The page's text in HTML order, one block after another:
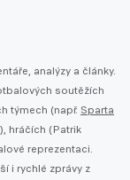
analýzy a články.
soutěžích
týmech (např. Sparta
), hráčích (Patrik
reprezentaci.
i rychlé zprávy z